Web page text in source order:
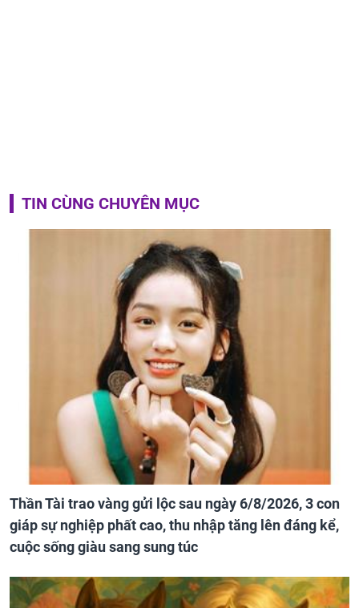
TIN CÙNG CHUYÊN MỤC
Thần Tài trao vàng gửi lộc sau ngày 6/8/2026, 3 con
giáp sự nghiệp phất cao, thu nhập tăng lên đáng kể,
cuộc sống giàu sang sung túc